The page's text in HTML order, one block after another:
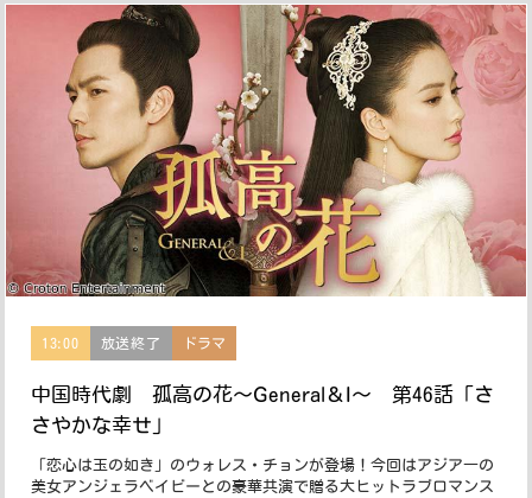
13:00 放送終了 ドラマ
中国時代劇 孤高の花〜General＆I〜 第46話「さ
さやかな幸せ」
「恋心は玉の如き」のウォレス・チョンが登場！今回はアジア一の
美女アンジェラベイビーとの豪華共演で贈る大ヒットラブロマンス